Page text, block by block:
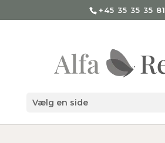
+45 35 35 35 81
Vælg en side